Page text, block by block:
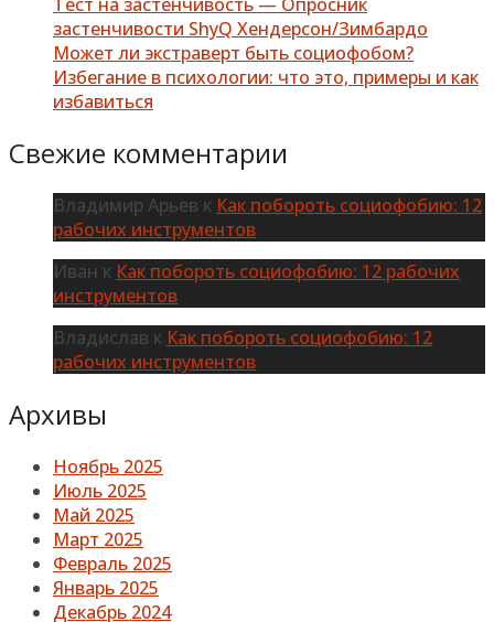
застенчивости ShyQ Хендерсон/Зимбардо
Может ли экстраверт быть социофобом?
Избегание в психологии: что это, примеры и как
избавиться
Свежие комментарии
Владимир Арьев к Как побороть социофобию: 12
рабочих инструментов
Иван к Как побороть социофобию: 12 рабочих
инструментов
Владислав к Как побороть социофобию: 12
рабочих инструментов
Архивы
Ноябрь 2025
Июль 2025
Май 2025
Март 2025
Февраль 2025
Январь 2025
Декабрь 2024